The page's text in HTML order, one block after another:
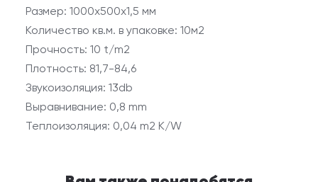
Размер: 1000х500х1,5 мм
Количество кв.м. в упаковке: 10м2
Прочность: 10 t/m2
Плотность: 81,7-84,6
Звукоизоляция: 13db
Выравнивание: 0,8 mm
Теплоизоляция: 0,04 m2 K/W